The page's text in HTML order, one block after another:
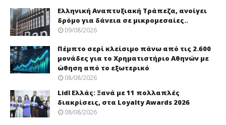
Ελληνική Αναπτυξιακή Τράπεζα, ανοίγει
δρόμο για δάνεια σε μικρομεσαίες..
09/08/2026
Πέμπτο σερί κλείσιμο πάνω από τις 2.600
μονάδες για το Χρηματιστήριο Αθηνών με
ώθηση από το εξωτερικό
08/08/2026
Lidl Ελλάς: Ξανά με 11 πολλαπλές
διακρίσεις, στα Loyalty Awards 2026
08/08/2026